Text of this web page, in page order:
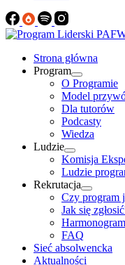
Strona główna
Program
O Programie
Model
Dla tutorów
Podcasty
Wiedza
Ludzie
Komisja
Ludzie
Rekrutacja
Czy program
Jak się
FAQ
Sieć absolwencka
Aktualności